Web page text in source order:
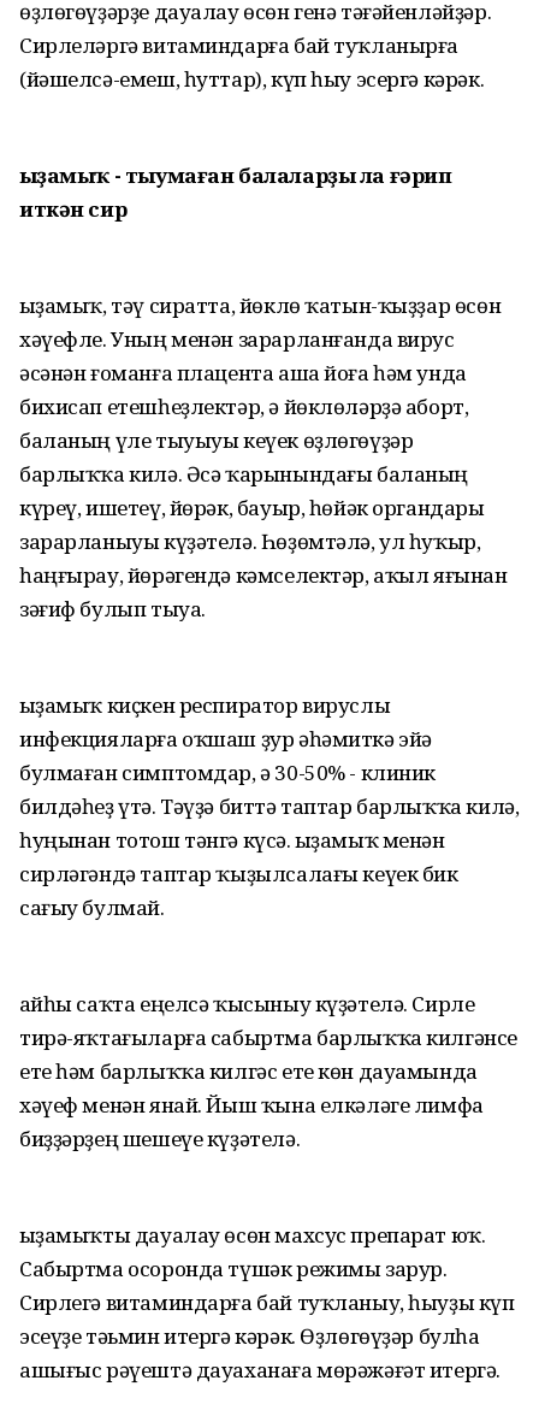
өҙлөгөүҙәрҙе дауалау өсөн генә тәғәйенләйҙәр.
Сирлеләргә витаминдарға бай туҡланырға
(йәшелсә-емеш, һуттар), күп һыу эсергә кәрәк.
Ҡыҙамыҡ - тыумағанбалаларҙы ла ғәрип
иткән сир
Ҡыҙамыҡ, тәү сиратта, йөклө ҡатын-ҡыҙҙар өсөн
хәүефле. Уның менән зарарланғанда вирус
әсәнән ғоманға плацента аша йоға һәм унда
бихисап етешһеҙлектәр, ә йөклөләрҙә аборт,
баланың үле тыуыуы кеүек өҙлөгөүҙәр
барлыҡҡа килә. Әсә ҡарынындағы баланың
күреү, ишетеү, йөрәк, бауыр, һөйәк органдары
зарарланыуы күҙәтелә. Һөҙөмтәлә, ул һуҡыр,
һаңғырау, йөрәгендә кәмселектәр, аҡыл яғынан
зәғиф булып тыуа.
Ҡыҙамыҡ киҫкен респиратор вируслы
инфекцияларға оҡшаш ҙур әһәмиткә эйә
булмаған симптомдар, ә 30-50% - клиник
билдәһеҙ үтә. Тәүҙә биттә таптар барлыҡҡа килә,
һуңынан тотош тәнгә күсә. Ҡыҙамыҡ менән
сирләгәндә таптар ҡыҙылсалағы кеүек бик
сағыу булмай.
Ҡайһы саҡта еңелсә ҡысыныу күҙәтелә. Сирле
тирә-яҡтағыларға сабыртма барлыҡҡа килгәнсе
ете һәм барлыҡҡа килгәс ете көн дауамында
хәүеф менән янай. Йыш ҡына елкәләге лимфа
биҙҙәрҙең шешеүе күҙәтелә.
Ҡыҙамыҡты дауалау өсөн махсус препарат юҡ.
Сабыртма осоронда түшәк режимы зарур.
Сирлегә витаминдарға бай туҡланыу, һыуҙы күп
эсеүҙе тәьмин итергә кәрәк. Өҙлөгөүҙәр булһа
ашығыс рәүештә дауаханаға мөрәжәғәт итергә.